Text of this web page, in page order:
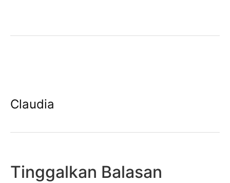
Claudia
Tinggalkan Balasan